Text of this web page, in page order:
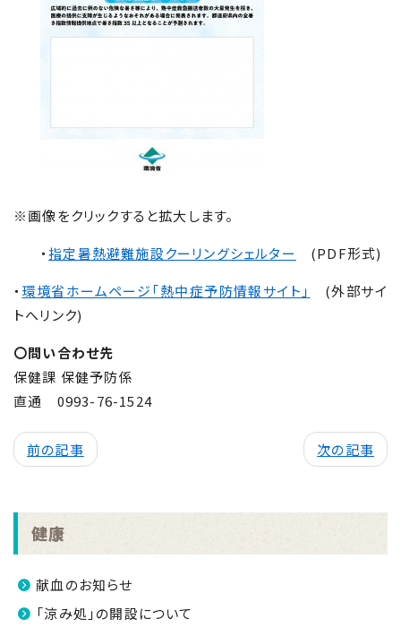
※画像をクリックすると拡大します。
・指定暑熱避難施設クーリングシェルター
(PDF形式)
・ 環境省ホームページ「熱中症予防情報サイト」
(外部サイ
トへリンク)
〇問い合わせ先
保健課 保健予防係
直通 0993-76-1524
前の記事 次の記事
健康
献血のお知らせ
「涼み処」の開設について